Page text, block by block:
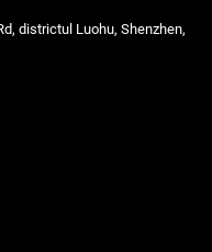
districtul Luohu, Shenzhen,